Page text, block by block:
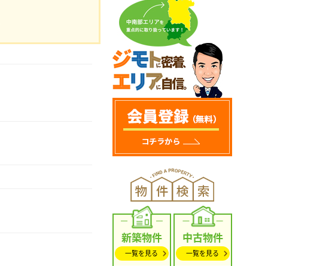
新築物件
一覧を見る
中古物件
一覧を見る